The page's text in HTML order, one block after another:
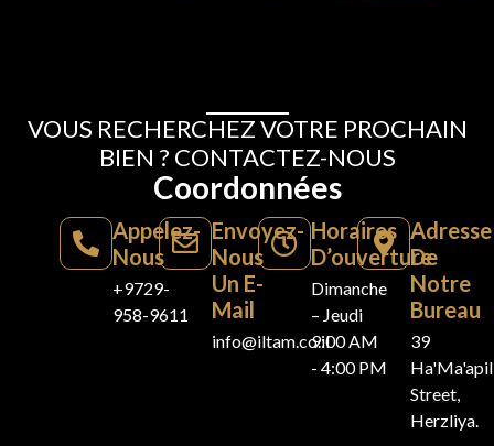
VOUS RECHERCHEZ VOTRE PROCHAIN
BIEN ? CONTACTEZ-NOUS
Coordonnées
Appelez-
Nous
+9729-
958-9611
Envoyez-
Nous
Un E-
Mail
info@iltam.co.il
Horaires
D’ouverture
Dimanche
– Jeudi
9:00 AM
- 4:00 PM
Adresse
De
Notre
Bureau
39
Street,
Herzliya.